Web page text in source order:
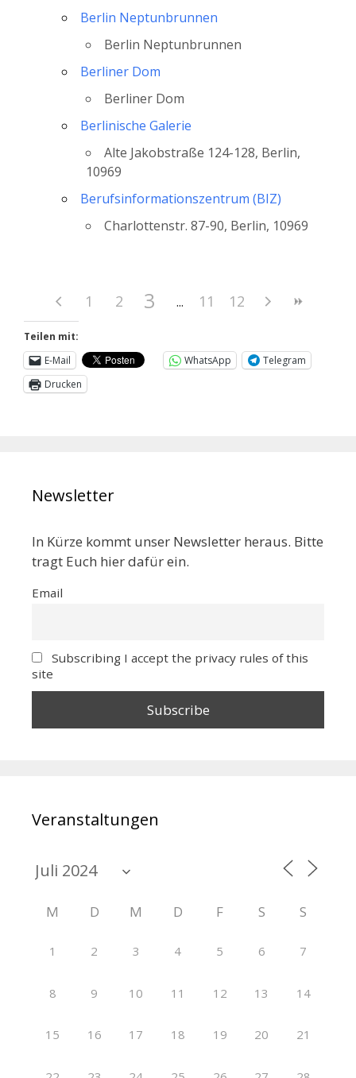
Berlin Neptunbrunnen
Berlin Neptunbrunnen
Berliner Dom
Berliner Dom
Berlinische Galerie
Alte Jakobstraße 124-128, Berlin,
10969
Berufsinformationszentrum (BIZ)
Charlottenstr. 87-90, Berlin, 10969
1 2 3 11 12
Teilen mit:
E-Mail
WhatsApp
Telegram
Drucken
Newsletter
In Kürze kommt unser Newsletter heraus. Bitte
tragt Euch hier dafür ein.
Email
Subscribing I accept the privacy rules of this
site
Veranstaltungen
M D M D F S S
1 2 3 4 5 6 7
8 9 10 11 12 13 14
15 16 17 18 19 20 21